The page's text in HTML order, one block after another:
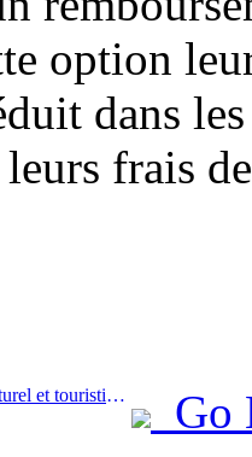
option
dans
frais
Prev:Le nouveau haut lieu culturel et touristique du quartier de Pinnacle Park à Pékin ouvrira officiellement ses portes cette année.
Go